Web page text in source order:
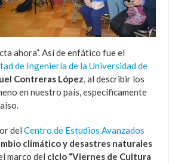
ahora”. Así de enfático fue el
de Ingeniería de la Universidad de
Contreras López, al describir los
en nuestro país, específicamente
delCentro de Estudios Avanzados
climático y desastres naturales
marco del ciclo “Viernes de Cultura